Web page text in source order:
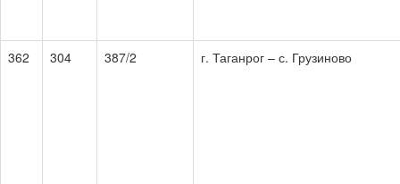
362 304 387/2 г. Таганрог – с. Грузиново